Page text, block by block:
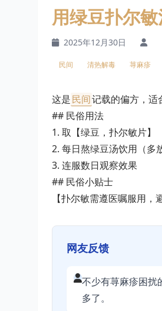
用绿豆扑尔
2025年12月30日
民间 清热解毒 荨麻疹
这是民间记载的偏方，适
## 民俗用法
1. 取【绿豆，扑尔敏片】
2. 每日熬绿豆汤饮用（多
3. 连服数日观察效果
## 民俗小贴士
【扑尔敏需遵医嘱服用，
网友反馈
不少有荨麻疹困扰
多了。